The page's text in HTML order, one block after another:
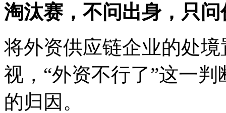
淘汰赛，不问出身，只问
将外资供应链企业的处
视，“外资不行了”这一
的归因。